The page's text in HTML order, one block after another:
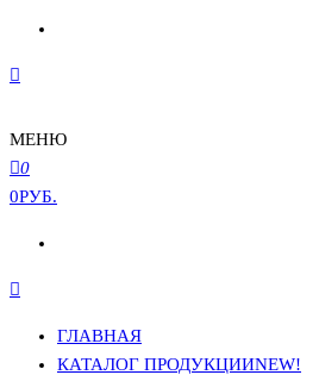
МЕНЮ
0
0РУБ.
ГЛАВНАЯ
КАТАЛОГ ПРОДУКЦИИNEW!